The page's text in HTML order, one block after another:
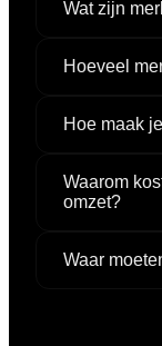
Wat zijn
Hoeveel
Hoe maak
Waarom
omzet?
Waar